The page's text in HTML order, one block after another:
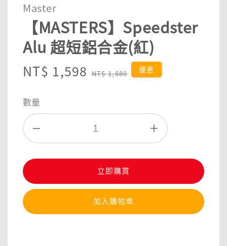
Master
【MASTERS】Speedster
Alu 超短鋁合金(紅)
Sale
NT$ 1,598 Regular
NT$ 1,880 優惠
數量
立即購買
加入購物車